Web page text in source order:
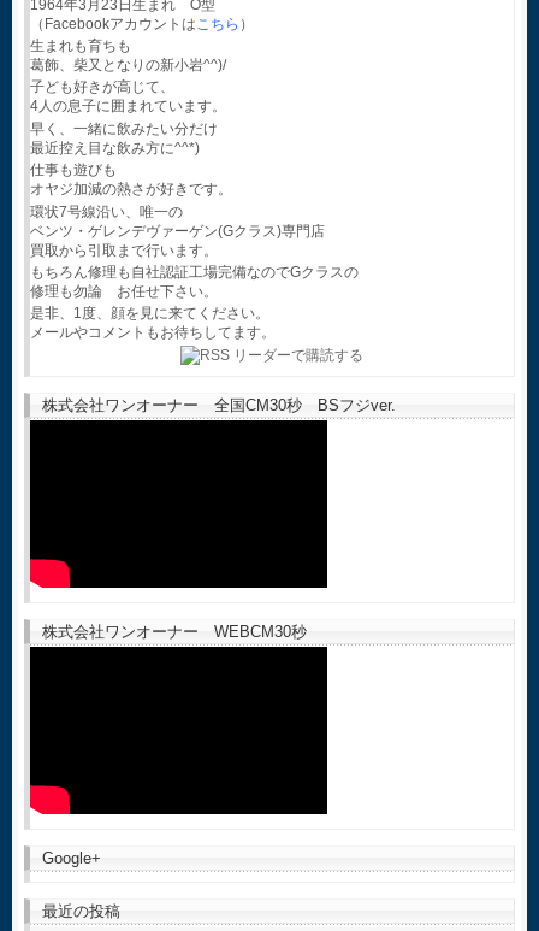
1964年3月23日生まれ O型
（Facebookアカウントは こちら ）
生まれも育ちも
葛飾、柴又となりの新小岩^^)/
子ども好きが高じて、
4人の息子に囲まれています。
早く、一緒に飲みたい分だけ
最近控え目な飲み方に^^*)
仕事も遊びも
オヤジ加減の熱さが好きです。
環状7号線沿い、唯一の
ベンツ・ゲレンデヴァーゲン(Gクラス)専門店
買取から引取まで行います。
もちろん修理も自社認証工場完備なのでGクラスの
修理も勿論 お任せ下さい。
是非、1度、顔を見に来てください。
メールやコメントもお待ちしてます。
株式会社ワンオーナー 全国CM30秒 BSフジver.
株式会社ワンオーナー WEBCM30秒
Google+
最近の投稿